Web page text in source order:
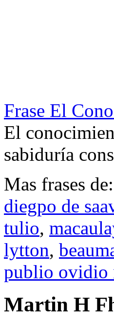
Frase El
El
sabiduría
Mas frases de:
diegpo de
tulio,
lytton,
publio ovidio
Martin H